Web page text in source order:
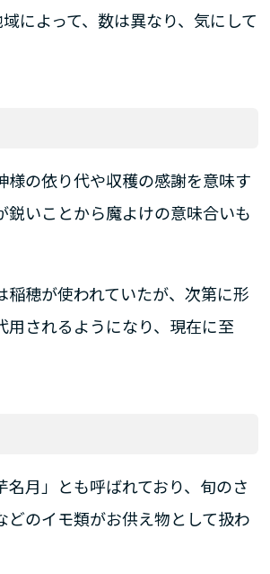
によって、数は異なり、気にして
様の依り代や収穫の感謝を意味す
鋭いことから魔よけの意味合いも
稲穂が使われていたが、次第に形
用されるようになり、現在に至
名月」とも呼ばれており、旬のさ
どのイモ類がお供え物として扱わ